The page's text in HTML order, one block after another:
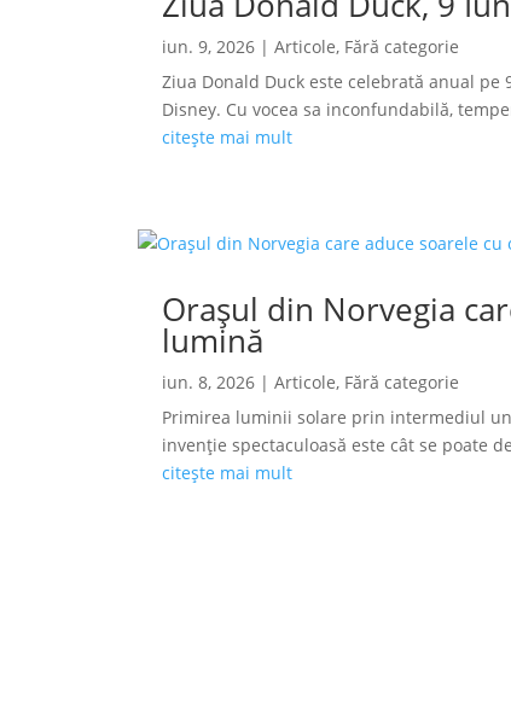
iun. 9, 2026 |Articole, Fără categorie
Ziua Donald Duck este celebrată anual
Disney. Cu vocea sa inconfundabilă,
citește mai mult
Orașul din Norvegia
lumină
iun. 8, 2026 |Articole, Fără categorie
Primirea luminii solare prin intermediul
invenție spectaculoasă este cât se poate
citește mai mult